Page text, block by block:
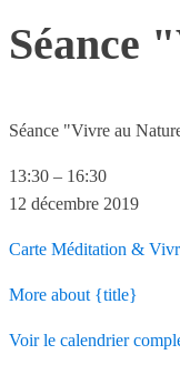
Séance
Séance "Vivre au
13:30 – 16:30
12 décembre 2019
Carte Méditation &
More about {title}
Voir le calendrier